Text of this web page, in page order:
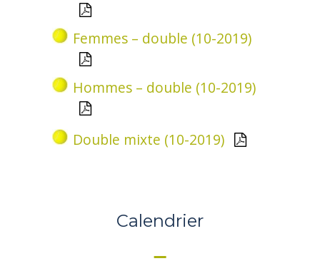
Femmes – double (10-2019)
Hommes – double (10-2019)
Double mixte (10-2019)
Calendrier